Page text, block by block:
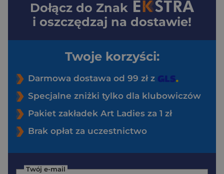
Dołącz do Znak
i oszczędzaj na dostawie!
Twoje korzyści:
Darmowa dostawa od 99 zł z
Specjalne zniżki tylko dla klubowiczów
Pakiet zakładek Art Ladies za 1 zł
Brak opłat za uczestnictwo
Twój e-mail